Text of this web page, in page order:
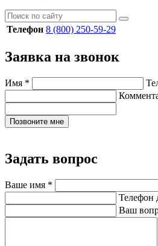
Телефон 8 (800) 250-59-29
Заявка на звонок
Имя *
Позвоните мне
Задать вопрос
Ваше имя *
Телефон
Ваш